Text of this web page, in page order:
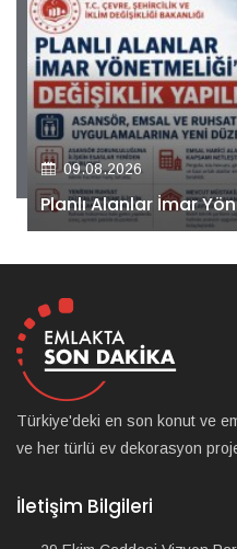
09.08.2026
Kiler GYO’dan Pendik
önemli adım!
Türkiye'deki en son konut ve
ve her türlü ev dekorasyon
İletişim Bilgileri